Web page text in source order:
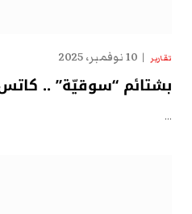
تقارير 10 نوفمبر، 2025
بشتائم “سوقيّة” ..
…